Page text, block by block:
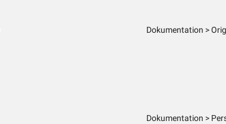
Dokumentation >
Dokumentation >